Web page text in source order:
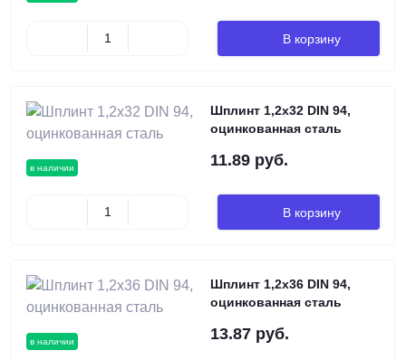
В корзину
в наличии
Шплинт 1,2х32 DIN 94,
оцинкованная сталь
11.89 руб.
В корзину
в наличии
Шплинт 1,2х36 DIN 94,
оцинкованная сталь
13.87 руб.